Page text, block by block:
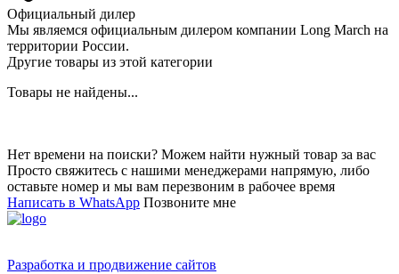
Официальный дилер
Мы являемся официальным дилером компании Long March на
территории России.
Другие товары из этой категории
Товары не найдены...
Нет времени на поиски? Можем найти нужный товар за вас
Просто свяжитесь с нашими менеджерами напрямую, либо
оставьте номер и мы вам перезвоним в рабочее время
Написать в WhatsApp Позвоните мне
Разработка и продвижение сайтов